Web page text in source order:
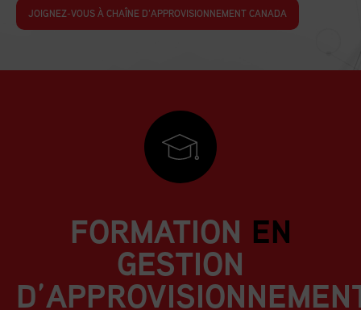
JOIGNEZ-VOUS À CHAÎNE D’APPROVISIONNEMENT CANADA
FORMATION EN
GESTION